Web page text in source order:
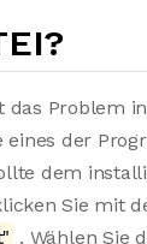
das Problem
der
dem
Sie mit
. Wählen Sie